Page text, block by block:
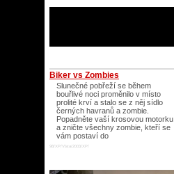
Biker vs Zombies
Slunečné pobřeží se během
bouřlivé noci proměnilo v místo
prolité krví a stalo se z něj sídlo
černých havranů a zombie.
Popadněte vaší krosovou motorku
a zničte všechny zombie, kteří se
vám postaví do
98/XP/Vista/2003/XP/